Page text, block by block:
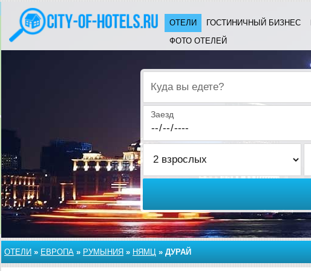
ОТЕЛИ ГОСТИНИЧНЫЙ БИЗНЕС
ФОТО ОТЕЛЕЙ
Куда вы едете?
Заезд
ОТЕЛИ » ЕВРОПА » РУМЫНИЯ » НЯМЦ » ДУРАЙ